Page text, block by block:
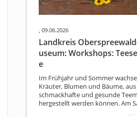
, 09.06.2026
Landkreis
useum: Workshops:
e
Im Frühjahr und Sommer
Kräuter, Blumen und Bäume,
schmackhafte und gesunde
hergestellt werden können. Am